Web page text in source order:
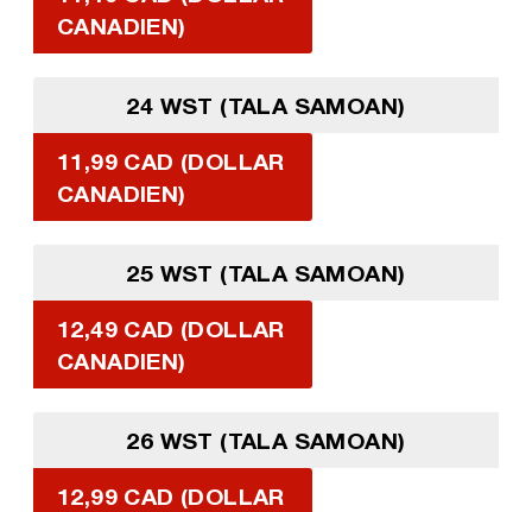
CANADIEN)
24 WST (TALA SAMOAN)
11,99 CAD (DOLLAR
CANADIEN)
25 WST (TALA SAMOAN)
12,49 CAD (DOLLAR
CANADIEN)
26 WST (TALA SAMOAN)
12,99 CAD (DOLLAR